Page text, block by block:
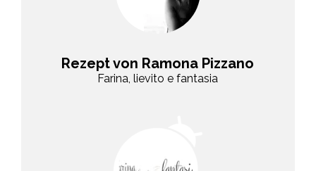
Rezept von Ramona Pizzano
Farina, lievito e fantasia